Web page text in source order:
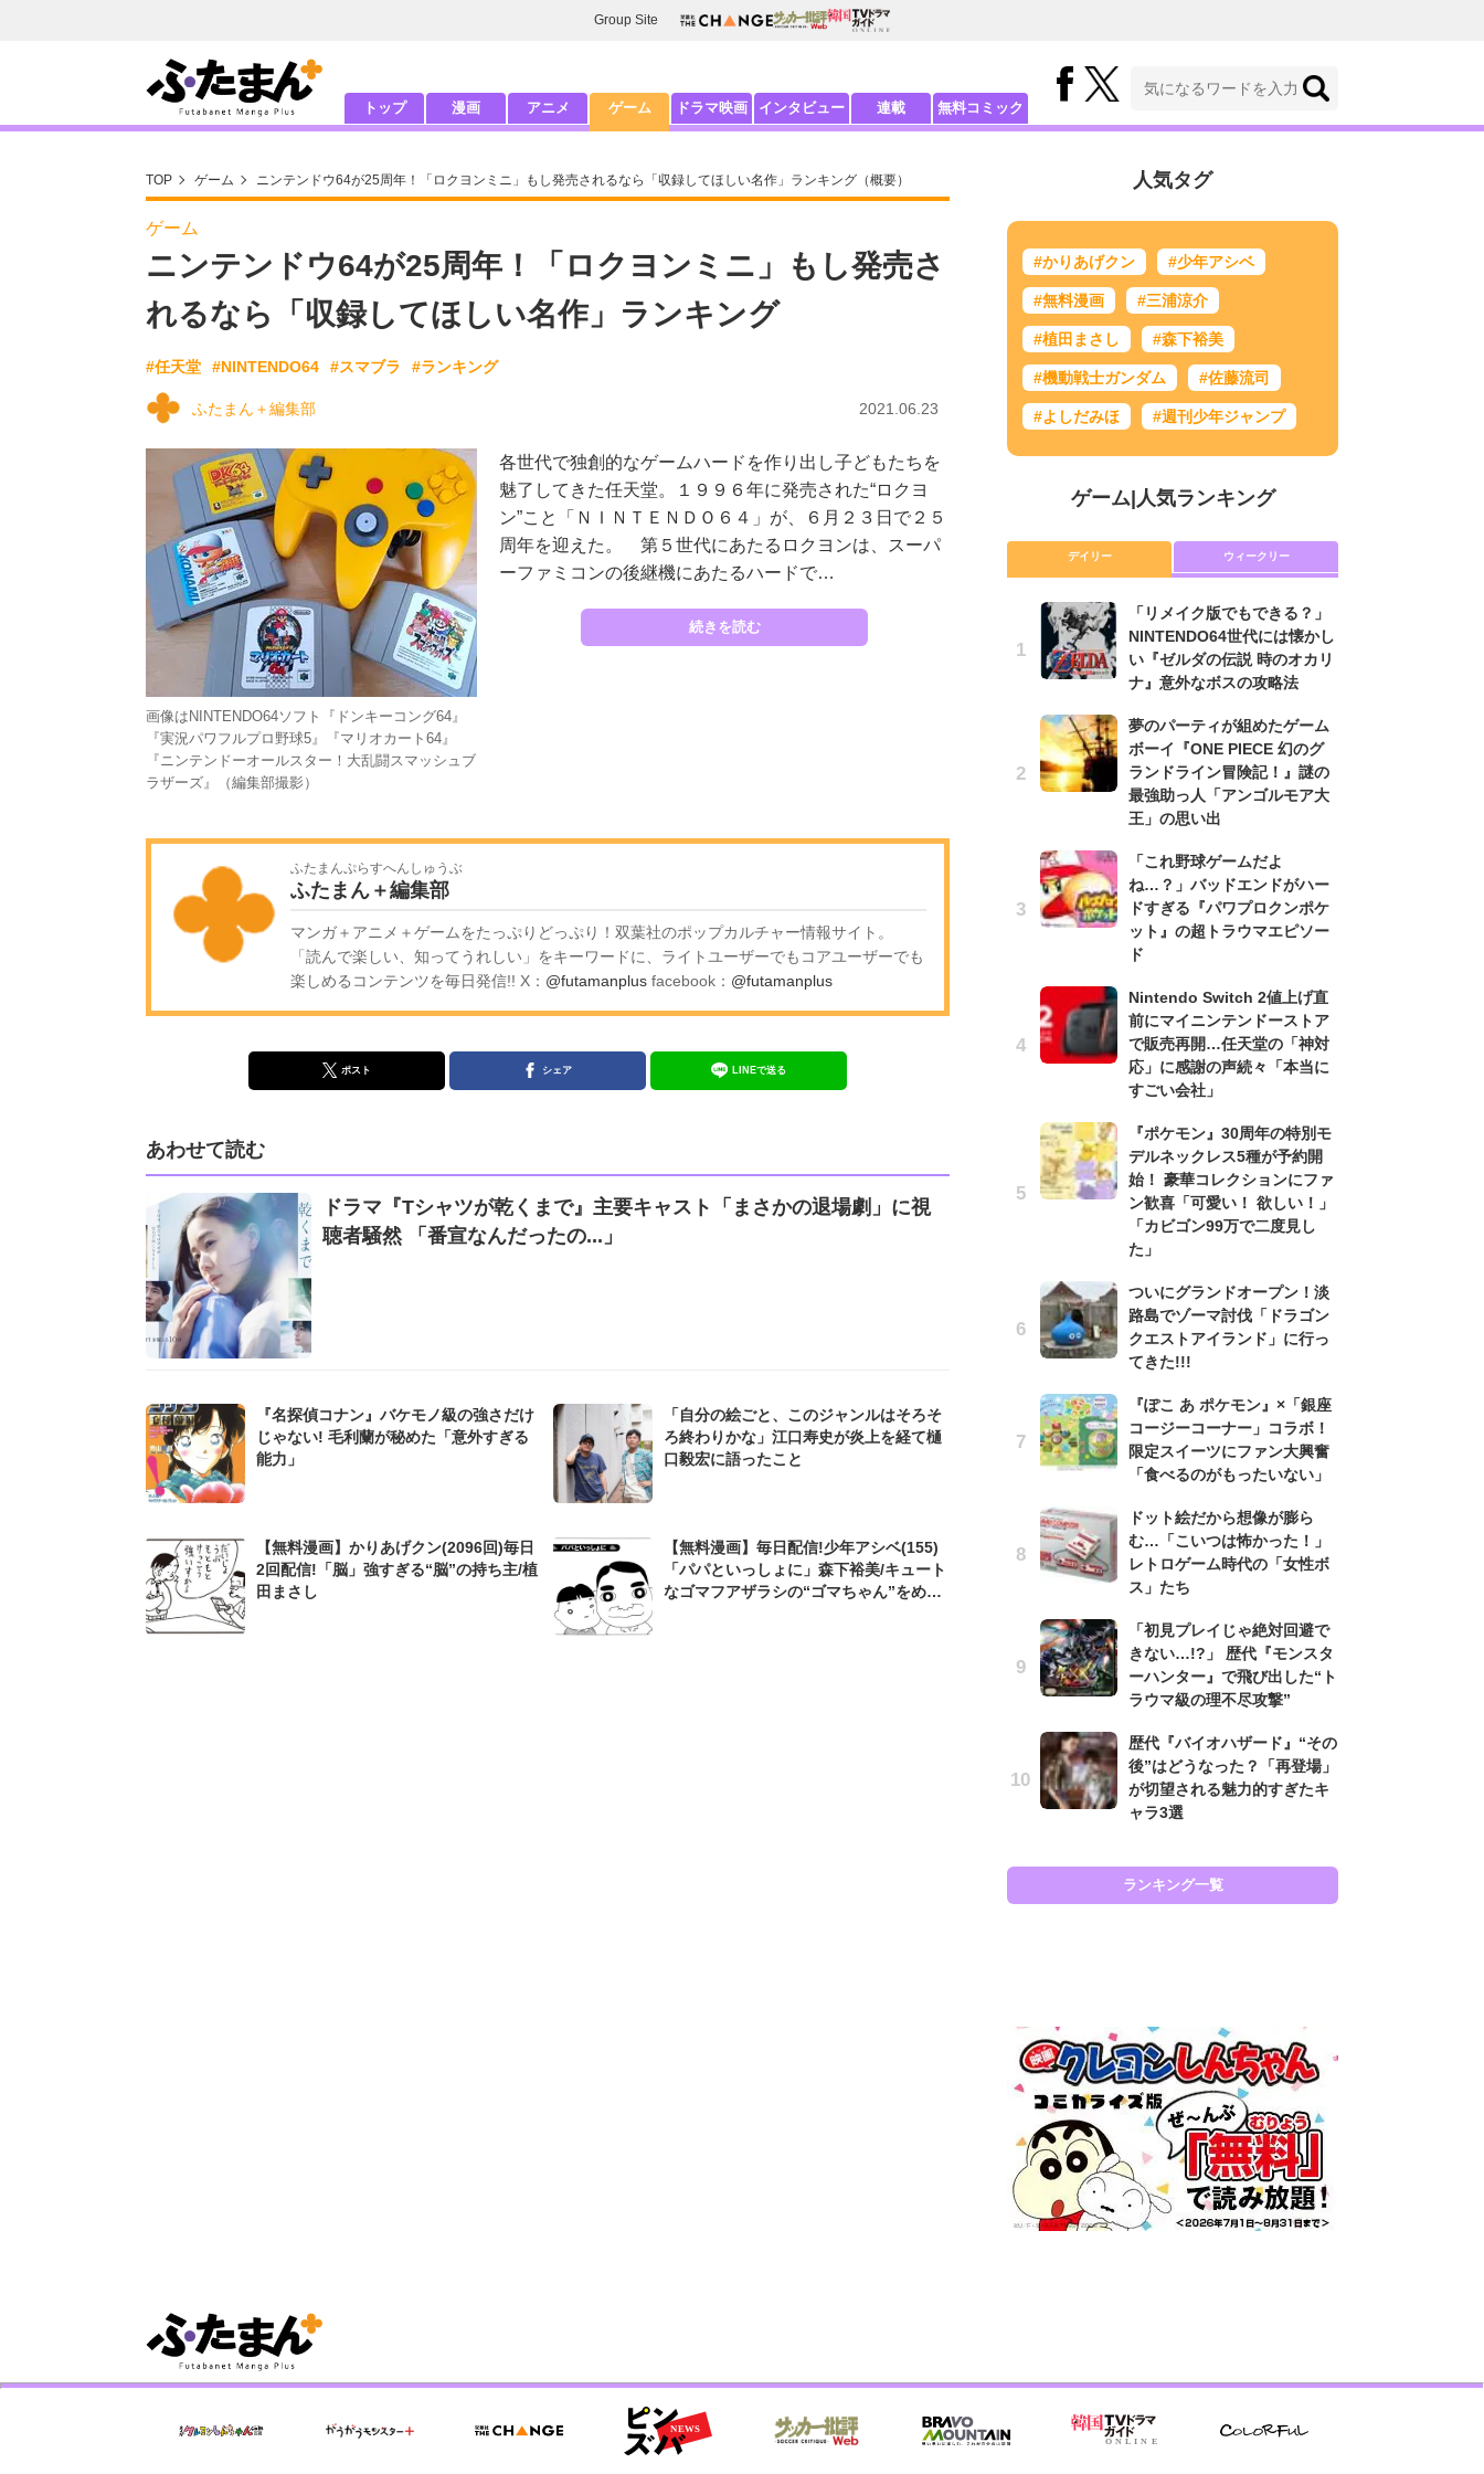
Group Site
トップ 漫画 アニメ ゲーム ドラマ映画 インタビュー 連載 無料コミック
TOP ゲーム ニンテンドウ64が25周年！「ロクヨンミニ」もし発売されるなら「収録してほしい名作」ランキング（概要）
ゲーム
ニンテンドウ64が25周年！「ロクヨンミニ」もし発売さ
れるなら「収録してほしい名作」ランキング
#任天堂 #NINTENDO64 #スマブラ #ランキング
ふたまん＋編集部 2021.06.23
画像はNINTENDO64ソフト『ドンキーコング64』
『実況パワフルプロ野球5』『マリオカート64』
『ニンテンドーオールスター！大乱闘スマッシュブ
ラザーズ』（編集部撮影）
各世代で独創的なゲームハードを作り出し子どもたちを
魅了してきた任天堂。１９９６年に発売された“ロクヨ
ン”こと「ＮＩＮＴＥＮＤＯ６４」が、６月２３日で２５
周年を迎えた。 第５世代にあたるロクヨンは、スーパ
ーファミコンの後継機にあたるハードで…
続きを読む
ふたまんぷらすへんしゅうぶ
ふたまん＋編集部
マンガ＋アニメ＋ゲームをたっぷりどっぷり！双葉社のポップカルチャー情報サイト。
「読んで楽しい、知ってうれしい」をキーワードに、ライトユーザーでもコアユーザーでも
楽しめるコンテンツを毎日発信!! X： @futamanplus facebook： @futamanplus
ポスト シェア LINEで送る
あわせて読む
ドラマ『Tシャツが乾くまで』主要キャスト「まさかの退場劇」に視
聴者騒然 「番宣なんだったの...」
『名探偵コナン』バケモノ級の強さだけ
じゃない! 毛利蘭が秘めた「意外すぎる
能力」
「自分の絵ごと、このジャンルはそろそ
ろ終わりかな」江口寿史が炎上を経て樋
口毅宏に語ったこと
【無料漫画】かりあげクン(2096回)毎日
2回配信!「脳」強すぎる“脳”の持ち主/植
田まさし
【無料漫画】毎日配信!少年アシベ(155)
「パパといっしょに」森下裕美/キュート
なゴマフアザラシの“ゴマちゃん”をめぐ
人気タグ
#かりあげクン #少年アシベ
#無料漫画 #三浦涼介
#植田まさし #森下裕美
#機動戦士ガンダム #佐藤流司
#よしだみほ #週刊少年ジャンプ
ゲーム| 人気ランキング
デイリー ウィークリー
「リメイク版でもできる？」
NINTENDO64世代には懐かし
い『ゼルダの伝説 時のオカリ
ナ』意外なボスの攻略法
夢のパーティが組めたゲーム
ボーイ『ONE PIECE 幻のグ
ランドライン冒険記！』謎の
最強助っ人「アンゴルモア大
王」の思い出
「これ野球ゲームだよ
ね…？」バッドエンドがハー
ドすぎる『パワプロクンポケ
ット』の超トラウマエピソー
ド
Nintendo Switch 2値上げ直
前にマイニンテンドーストア
で販売再開…任天堂の「神対
応」に感謝の声続々「本当に
すごい会社」
『ポケモン』30周年の特別モ
デルネックレス5種が予約開
始！ 豪華コレクションにファ
ン歓喜「可愛い！ 欲しい！」
「カビゴン99万で二度見し
た」
ついにグランドオープン！淡
路島でゾーマ討伐「ドラゴン
クエストアイランド」に行っ
てきた!!!
『ぽこ あ ポケモン』×「銀座
コージーコーナー」コラボ！
限定スイーツにファン大興奮
「食べるのがもったいない」
ドット絵だから想像が膨ら
む…「こいつは怖かった！」
レトロゲーム時代の「女性ボ
ス」たち
「初見プレイじゃ絶対回避で
きない…!?」 歴代『モンスタ
ーハンター』で飛び出した“ト
ラウマ級の理不尽攻撃”
歴代『バイオハザード』“その
後”はどうなった？「再登場」
が切望される魅力的すぎたキ
ャラ3選
ランキング一覧